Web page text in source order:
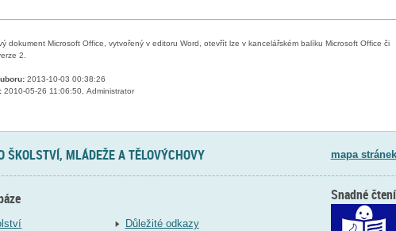
dokument Microsoft Office, vytvořený v editoru Word, otevřít lze v kancelářském balíku Microsoft Office či
2.
2013-10-03 00:38:26
2010-05-26 11:06:50, Administrator
ŠKOLSTVÍ, MLÁDEŽE A TĚLOVÝCHOVY mapa stránek
Důležité odkazy
Snadné čtení